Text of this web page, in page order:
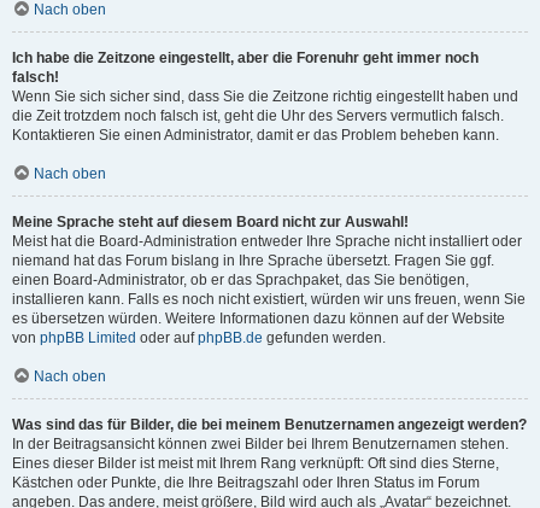
Nach oben
Ich habe die Zeitzone eingestellt, aber die Forenuhr geht immer noch
falsch!
Wenn Sie sich sicher sind, dass Sie die Zeitzone richtig eingestellt haben und
die Zeit trotzdem noch falsch ist, geht die Uhr des Servers vermutlich falsch.
Kontaktieren Sie einen Administrator, damit er das Problem beheben kann.
Nach oben
Meine Sprache steht auf diesem Board nicht zur Auswahl!
Meist hat die Board-Administration entweder Ihre Sprache nicht installiert oder
niemand hat das Forum bislang in Ihre Sprache übersetzt. Fragen Sie ggf.
einen Board-Administrator, ob er das Sprachpaket, das Sie benötigen,
installieren kann. Falls es noch nicht existiert, würden wir uns freuen, wenn Sie
es übersetzen würden. Weitere Informationen dazu können auf der Website
von phpBB Limited oder aufphpBB.de gefunden werden.
Nach oben
Was sind das für Bilder, die bei meinem Benutzernamen angezeigt werden?
In der Beitragsansicht können zwei Bilder bei Ihrem Benutzernamen stehen.
Eines dieser Bilder ist meist mit Ihrem Rang verknüpft: Oft sind dies Sterne,
Kästchen oder Punkte, die Ihre Beitragszahl oder Ihren Status im Forum
angeben. Das andere, meist größere, Bild wird auch als „Avatar“ bezeichnet.